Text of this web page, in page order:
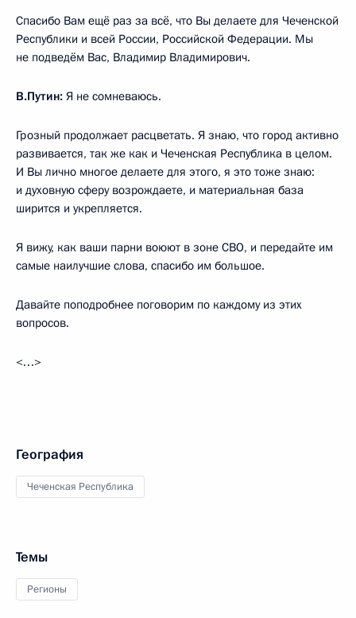
Спасибо Вам ещё раз за всё, что Вы делаете для Чеченской
Республики и всей России, Российской Федерации. Мы
не подведём Вас, Владимир Владимирович.
В.Путин: Я не сомневаюсь.
Грозный продолжает расцветать. Я знаю, что город активно
развивается, так же как и Чеченская Республика в целом.
И Вы лично многое делаете для этого, я это тоже знаю:
и духовную сферу возрождаете, и материальная база
ширится и укрепляется.
Я вижу, как ваши парни воюют в зоне СВО, и передайте им
самые наилучшие слова, спасибо им большое.
Давайте поподробнее поговорим по каждому из этих
вопросов.
<…>
География
Чеченская Республика
Темы
Регионы